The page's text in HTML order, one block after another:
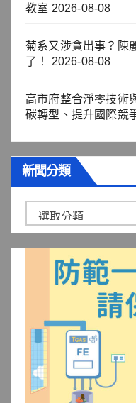
教室 2026-08-08
菊系又涉貪出事？陳
了！
2026-08-08
高市府整合淨零技
碳轉型、提升國際競
新聞分類
聞